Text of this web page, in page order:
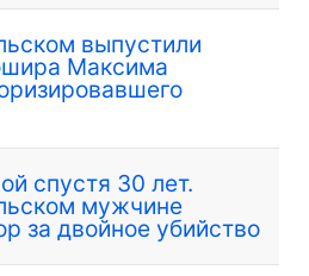
выпустили
Максима
спустя 30 лет.
мужчине
за двойное убийство